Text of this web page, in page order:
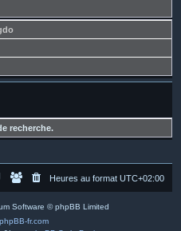
recherche.
Heures au format UTC+02:00
Software © phpBB Limited
phpBB-fr.com